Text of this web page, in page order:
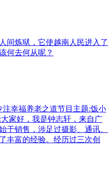
间炼狱，它使越南人民进入了
何去何从呢？
幸福养老之道节目主题:饭小
家好，我是钟志轩，来自广
于销售，涉足过摄影、通讯、
丰富的经验。经历过三次创